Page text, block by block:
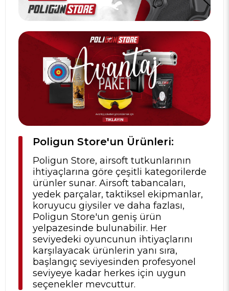
Poligun Store'un Ürünleri:
Poligun Store, airsoft tutkunlarının
ihtiyaçlarına göre çeşitli kategorilerde
ürünler sunar. Airsoft tabancaları,
yedek parçalar, taktiksel ekipmanlar,
koruyucu giysiler ve daha fazlası,
Poligun Store'un geniş ürün
yelpazesinde bulunabilir. Her
seviyedeki oyuncunun ihtiyaçlarını
karşılayacak ürünlerin yanı sıra,
başlangıç seviyesinden profesyonel
seviyeye kadar herkes için uygun
seçenekler mevcuttur.